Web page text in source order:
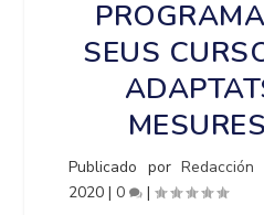
SEUS
Publicado porRedacción
2020 |0 |